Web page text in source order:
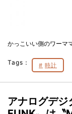
かっこいい側のワーマ
Tags： 時計
アナログデジ